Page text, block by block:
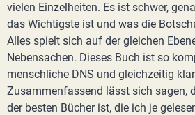
vielen Einzelheiten. Es ist schwer,
das Wichtigste ist und was die
Alles spielt sich auf der gleichen
Nebensachen. Dieses Buch ist so
menschliche DNS und gleichzeitig
Zusammenfassend lässt sich sagen,
der besten Bücher ist, die ich je